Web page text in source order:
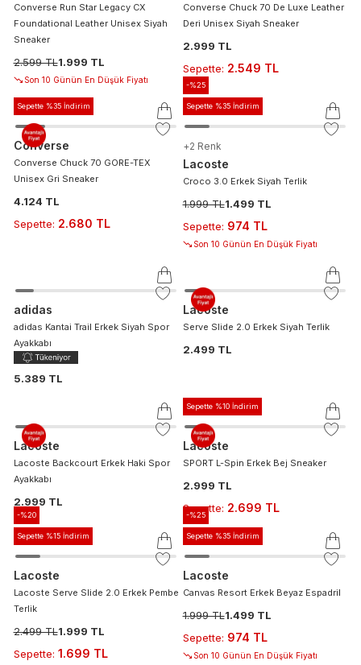
Converse Run Star Legacy CX
Foundational Leather Unisex Siyah
Sneaker
2.599 TL1.999 TL
Son 10 Günün En Düşük Fiyatı
Converse Chuck 70 De Luxe Leather
Deri Unisex Siyah Sneaker
2.999 TL
Sepette: 2.549 TL
Sepette %35 İndirim
Converse
Converse Chuck 70 GORE-TEX
Unisex Gri Sneaker
4.124 TL
Sepette: 2.680 TL
-%25
Sepette %35 İndirim
+2 Renk
Lacoste
Croco 3.0 Erkek Siyah Terlik
1.999 TL1.499 TL
Sepette: 974 TL
Son 10 Günün En Düşük Fiyatı
adidas
adidas Kantai Trail Erkek Siyah Spor
Ayakkabı
5.389 TL
Lacoste
Serve Slide 2.0 Erkek Siyah Terlik
2.499 TL
Lacoste
Lacoste Backcourt Erkek Haki Spor
Ayakkabı
2.999 TL
Sepette %10 İndirim
Lacoste
SPORT L-Spin Erkek Bej Sneaker
2.999 TL
Sepette: 2.699 TL
-%20
Sepette %15 İndirim
Lacoste
Lacoste Serve Slide 2.0 Erkek Pembe
Terlik
2.499 TL1.999 TL
Sepette: 1.699 TL
-%25
Sepette %35 İndirim
Lacoste
Canvas Resort Erkek Beyaz Espadril
1.999 TL1.499 TL
Sepette: 974 TL
Son 10 Günün En Düşük Fiyatı